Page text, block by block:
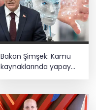
Bakan Şimşek: Kamu
kaynaklarında yapay
zekâ dönemi